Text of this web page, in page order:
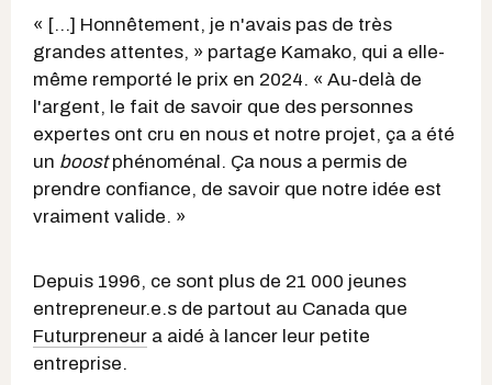
« [...] Honnêtement, je n'avais pas de très
grandes attentes, » partage Kamako, qui a elle-
même remporté le prix en 2024. « Au-delà de
l'argent, le fait de savoir que des personnes
expertes ont cru en nous et notre projet, ça a été
un boostphénoménal. Ça nous a permis de
prendre confiance, de savoir que notre idée est
vraiment valide. »
Depuis 1996, ce sont plus de 21 000 jeunes
entrepreneur.e.s de partout au Canada que
Futurpreneur a aidé à lancer leur petite
entreprise.